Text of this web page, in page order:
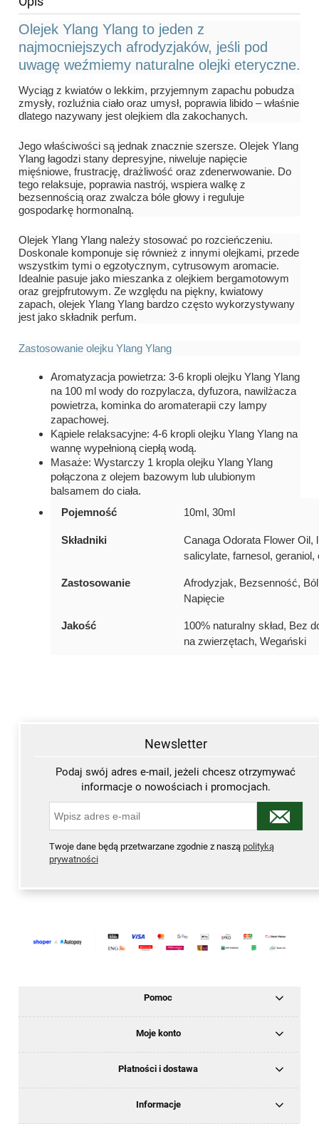
Olejek Ylang Ylang to jeden z
najmocniejszych afrodyzjaków, jeśli pod
uwagę weźmiemy naturalne olejki eteryczne.
Wyciąg z kwiatów o lekkim, przyjemnym zapachu pobudza
zmysły, rozluźnia ciało oraz umysł, poprawia libido – właśnie
dlatego nazywany jest olejkiem dla zakochanych.
Jego właściwości są jednak znacznie szersze. Olejek Ylang
Ylang łagodzi stany depresyjne, niweluje napięcie
mięśniowe, frustrację, drażliwość oraz zdenerwowanie. Do
tego relaksuje, poprawia nastrój, wspiera walkę z
bezsennością oraz zwalcza bóle głowy i reguluje
gospodarkę hormonalną.
Olejek Ylang Ylang należy stosować po rozcieńczeniu.
Doskonale komponuje się również z innymi olejkami, przede
wszystkim tymi o egzotycznym, cytrusowym aromacie.
Idealnie pasuje jako mieszanka z olejkiem bergamotowym
oraz grejpfrutowym. Ze względu na piękny, kwiatowy
zapach, olejek Ylang Ylang bardzo często wykorzystywany
jest jako składnik perfum.
Zastosowanie olejku Ylang Ylang
Aromatyzacja powietrza: 3-6 kropli olejku Ylang Ylang
na 100 ml wody do rozpylacza, dyfuzora, nawilżacza
powietrza, kominka do aromaterapii czy lampy
zapachowej.
Kąpiele relaksacyjne: 4-6 kropli olejku Ylang Ylang na
wannę wypełnioną ciepłą wodą.
Masaże: Wystarczy 1 kropla olejku Ylang Ylang
połączona z olejem bazowym lub ulubionym
balsamem do ciała.
Pojemność
10ml, 30ml
Składniki
Canaga Odorata Flower Oil,
salicylate, farnesol,
Zastosowanie
Afrodyzjak, Bezsenność,
Napięcie
Jakość
100% naturalny skład, Bez
na zwierzętach, Wegański
Newsletter
Podaj swój adres e-mail, jeżeli chcesz otrzymywać
informacje o nowościach i promocjach.
Twoje dane będą przetwarzane zgodnie z naszą polityką
prywatności
Pomoc
Moje konto
Płatności i dostawa
Informacje